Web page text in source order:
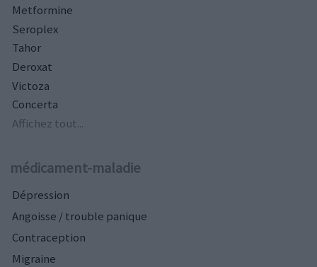
Metformine
Seroplex
Tahor
Deroxat
Victoza
Concerta
Affichez tout...
médicament-maladie
Dépression
Angoisse / trouble panique
Contraception
Migraine